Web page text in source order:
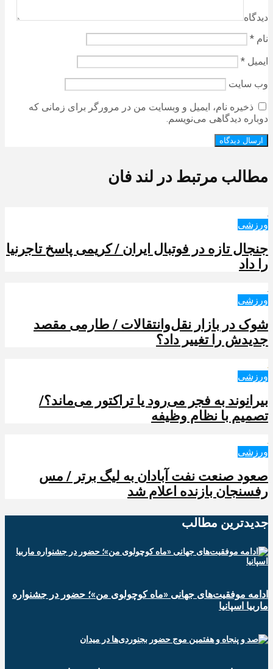
دیدگاه
نام *
ایمیل *
وب‌ سایت
ذخیره نام، ایمیل و وبسایت من در مرورگر برای زمانی که
دوباره دیدگاهی می‌نویسم.
مطالب مرتبط در لند فان
ورزشی
جنجال تازه در فوتبال ایران / کریمی پاسخ تاجرنیا
را داد
ورزشی
شوک در بازار نقل‌وانتقالات / طارمی مقصد
جدیدش را تغییر داد؟
ورزشی
بیرانوند به فجر می‌رود یا تراکتور می‌ماند؟/
تصمیم با نظام وظیفه
ورزشی
صعود صنعت نفت آبادان به لیگ برتر / مس
رفسنجان بازنده اعلام شد
جدیدترین‌ مطالب
ادامه موفقیت‌های جهانی «ماه کوچولوی من»؛ حضور در جشنواره
ماربیا اسپانیا